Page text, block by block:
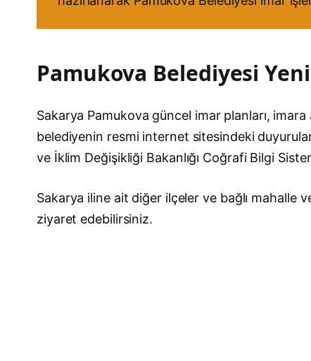
Pamukova Belediyesi
Sakarya Pamukova güncel imar planları,
belediyenin resmi internet sitesindeki
ve İklim Değişikliği Bakanlığı Coğrafi Bilgi
Sakarya iline ait diğer ilçeler ve bağlı mahalle
ziyaret edebilirsiniz.